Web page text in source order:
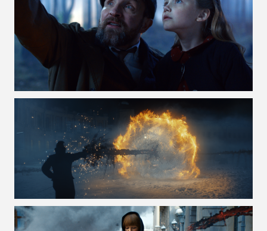
VOIR LA PHOTO EN GRAND FORMAT
VOIR LA PHOTO EN GRAND FORMAT